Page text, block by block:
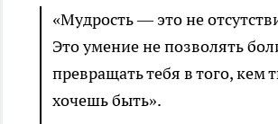
«Мудрость — это не
Это умение не позволять
превращать тебя в того, кем
хочешь быть».